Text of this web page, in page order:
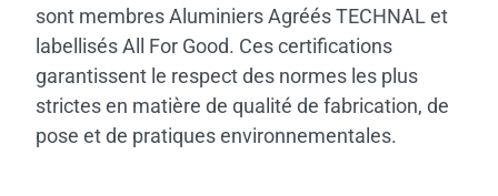
sont membres Aluminiers Agréés TECHNAL et
labellisés All For Good. Ces certifications
garantissent le respect des normes les plus
strictes en matière de qualité de fabrication, de
pose et de pratiques environnementales.